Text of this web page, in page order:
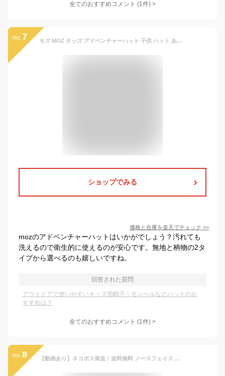
全てのおすすめコメント (1件) >
no. 7 モズ MOZ キッズ アドベンチャーハット 子供 ハット あごひも 洗える 男の子 女の子 日焼け対策 熱中症対策 日よけ ブランド スウェーデン moz 151-0062
ショップでみる
価格と在庫を楽天でチェック >>
mozのアドベンチャーハットはいかがでしょう？汚れても
洗えるので衛生的に使えるのが安心です。無地と柄物の2タ
イプから選べるのも嬉しいですね。
回答された質問
アウトドアで使いやすいキッズ用帽子｜モンベルなどハットのお
すすめは？
全てのおすすめコメント (1件) >
no. 8 【動画あり】ネコポス発送！送料無料 ノースフェイス 子供 ハット キッズ 撥水 THE NORTH FACE Kids Horizon Hat ホライズンハット 帽子 子供 紫外線 日差し防止 NNJ02520